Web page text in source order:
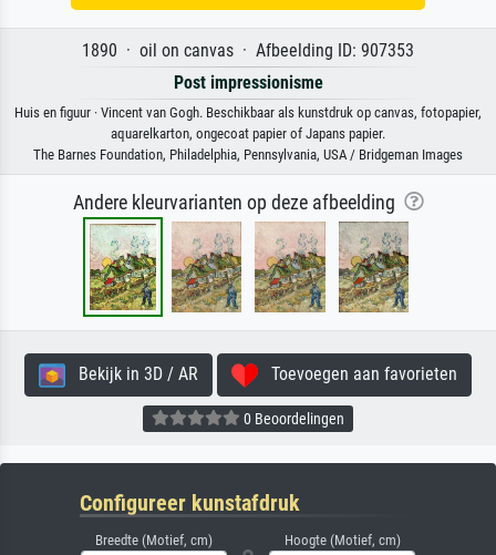
1890 · oil on canvas · Afbeelding ID: 907353
Post impressionisme
Huis en figuur · Vincent van Gogh. Beschikbaar als kunstdruk op canvas, fotopapier,
aquarelkarton, ongecoat papier of Japans papier.
The Barnes Foundation, Philadelphia, Pennsylvania, USA / Bridgeman Images
Andere kleurvarianten op deze afbeelding
Bekijk in 3D / AR Toevoegen aan favorieten
0 Beoordelingen
Configureer kunstafdruk
Breedte (Motief, cm) Hoogte (Motief, cm)